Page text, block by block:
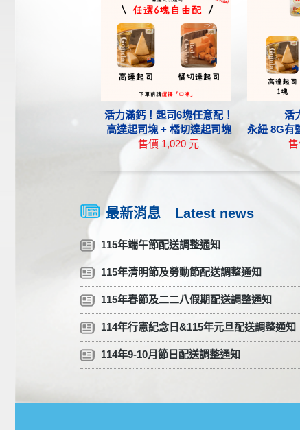
活力滿鈣！起司6塊任意配！
高達起司塊 + 橘切達起司塊
售價 1,020 元
活
永紐 8G有鹽迷你奶
最新消息 Latest news
115年端午節配送調整通知
115年清明節及勞動節配送調整通知
115年春節及二二八假期配送調整通知
114年行憲紀念日&115年元旦配送調整通知
114年9-10月節日配送調整通知